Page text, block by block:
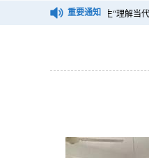
重要通知
研社·国才杯”四川省大学生“理解当代